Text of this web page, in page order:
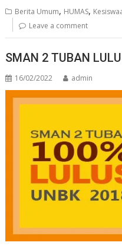
Berita Umum, HUMAS,
Leave a comment
SMAN 2 TUBAN
16/02/2022 admin